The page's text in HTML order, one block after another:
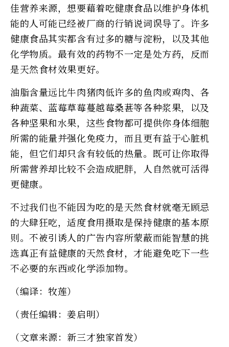
佳营养来源，想要藉着吃健康食品以维护身体机
能的人可能已经被厂商的行销说词误导了。许多
健康食品其实都含有过多的糖与淀粉，以及其他
化学物质。最有效的药物不一定是处方药，反而
是天然食材效果更好。
油脂含量远比牛肉猪肉低许多的鱼肉或鸡肉、各
种蔬菜、蓝莓草莓蔓越莓桑葚等各种浆果，以及
各种坚果和水果，这些食物都可提供你身体细胞
所需的能量并强化免疫力，而且更有益于心脏机
能，但它们却只含有较低的热量。既可让你取得
所需营养却比较不会造成肥胖，人自然就可活得
更健康。
不过我们也不能因为吃的是天然食材就毫无顾忌
的大肆狂吃，适度食用摄取是保持健康的基本原
则。不被引诱人的广告内容所蒙蔽而能智慧的挑
选真正有益健康的天然食材，才能避免吃下一些
不必要的东西或化学添加物。
（编译：牧莲）
（责任编辑：姜启明）
（文章来源：新三才独家首发）